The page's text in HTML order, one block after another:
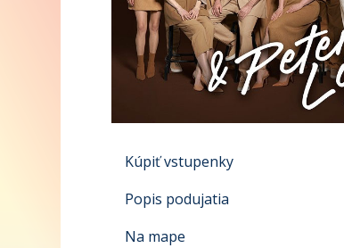
Kúpiť vstupenky
Popis podujatia
Na mape